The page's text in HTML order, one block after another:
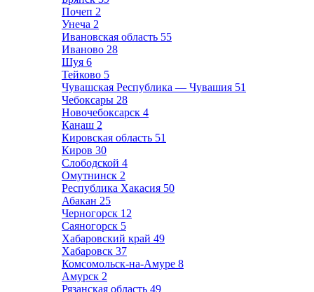
Почеп 2
Унеча 2
Ивановская область 55
Иваново 28
Шуя 6
Тейково 5
Чувашская Республика — Чувашия 51
Чебоксары 28
Новочебоксарск 4
Канаш 2
Кировская область 51
Киров 30
Слободской 4
Омутнинск 2
Республика Хакасия 50
Абакан 25
Черногорск 12
Саяногорск 5
Хабаровский край 49
Хабаровск 37
Комсомольск-на-Амуре 8
Амурск 2
Рязанская область 49